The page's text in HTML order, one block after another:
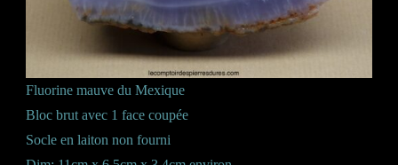
Fluorine mauve du Mexique
Bloc brut avec 1 face coupée
Socle en laiton non fourni